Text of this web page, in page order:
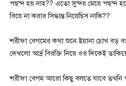
পছন্দ হয় নাহ?? এতো সুন্দর মেয়ে পছন্দ
বিয়ে না করার সিদ্ধান্ত নিয়েছিস নাকি??
শরীফা বেগমের কথা শুনে ইয়ানা চোখ বড়
দেখলো আর্দ্র বিরক্তি নিয়ে ওর দিকেই
শরীফা বেগম আরো কিছু বলতে যাবে তখনি